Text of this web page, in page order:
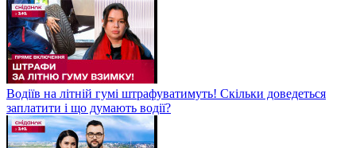
Водіїв на літній гумі штрафуватимуть! Скільки доведеться
заплатити і що думають водії?